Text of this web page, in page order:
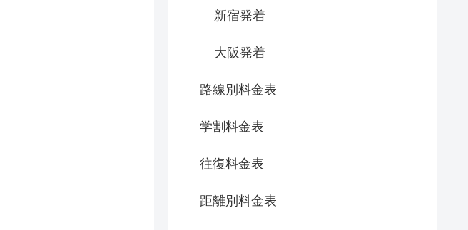
新宿発着
大阪発着
路線別料金表
学割料金表
往復料金表
距離別料金表